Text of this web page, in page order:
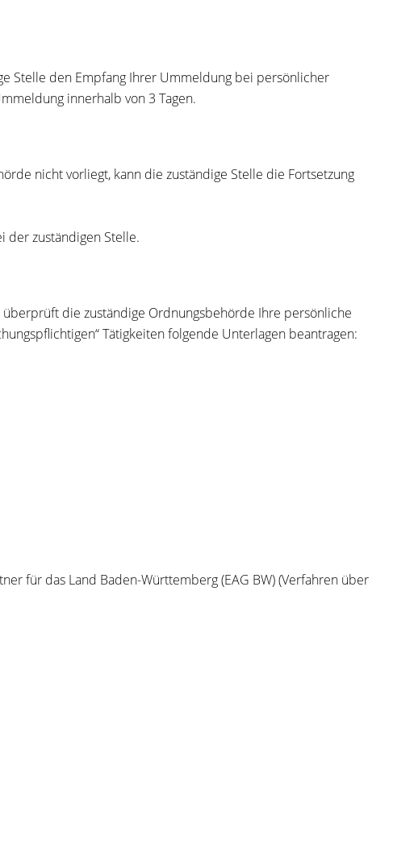
Stelle den Empfang Ihrer Ummeldung bei persönlicher
innerhalb von 3 Tagen.
nicht vorliegt, kann die zuständige Stelle die Fortsetzung
der zuständigen Stelle.
überprüft die zuständige Ordnungsbehörde Ihre persönliche
Tätigkeiten folgende Unterlagen beantragen:
für das Land Baden-Württemberg (EAG BW) (Verfahren über